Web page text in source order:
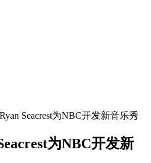
Seacrest为NBC开发新音乐秀
为NBC开发新